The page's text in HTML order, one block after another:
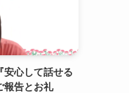
安心して話せる
報告とお礼